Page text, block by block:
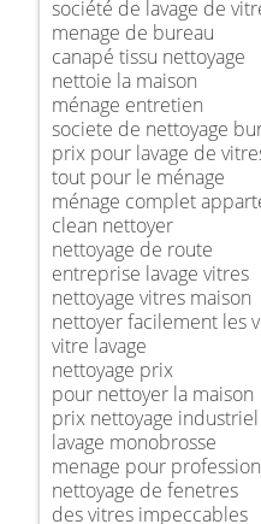
société de lavage de
menage de bureau
canapé tissu nettoyage
nettoie la maison
ménage entretien
societe de nettoyage
prix pour lavage de
tout pour le ménage
ménage complet
clean nettoyer
nettoyage de route
entreprise lavage vitres
nettoyage vitres maison
nettoyer facilement les
vitre lavage
nettoyage prix
pour nettoyer la maison
prix nettoyage industriel
lavage monobrosse
menage pour
nettoyage de fenetres
des vitres impeccables